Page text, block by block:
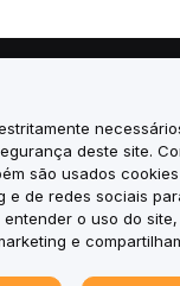
deste site.
são usados
e de redes sociais
o uso do
e